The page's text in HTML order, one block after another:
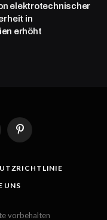
elektrotechnischer
in
erhöht
Pinterest
UNS
vorbehalten